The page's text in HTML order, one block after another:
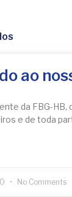
ao
da FBG-HB,
e de toda
No Comments